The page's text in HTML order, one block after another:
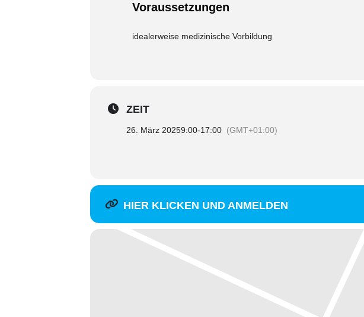
Voraussetzungen
idealerweise medizinische Vorbildung
ZEIT
26. März 20259:00-17:00 (GMT+01:00)
HIER KLICKEN UND ANMELDEN